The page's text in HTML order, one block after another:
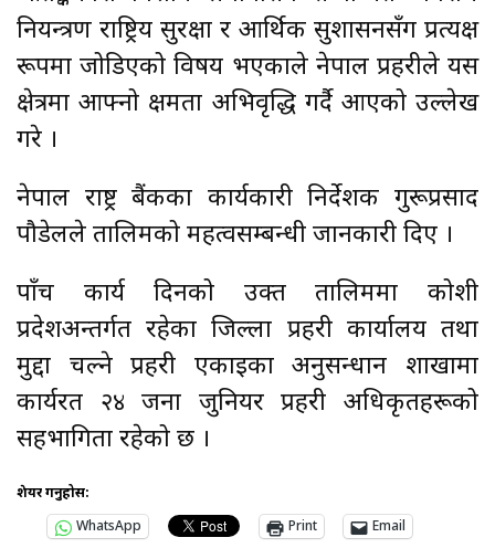
नियन्त्रण राष्ट्रिय सुरक्षा र आर्थिक सुशासनसँग प्रत्यक्ष
रूपमा जोडिएको विषय भएकाले नेपाल प्रहरीले यस
क्षेत्रमा आफ्नो क्षमता अभिवृद्धि गर्दै आएको उल्लेख
गरे ।
नेपाल राष्ट्र बैंकका कार्यकारी निर्देशक गुरूप्रसाद
पौडेलले तालिमको महत्वसम्बन्धी जानकारी दिए ।
पाँच कार्य दिनको उक्त तालिममा कोशी
प्रदेशअन्तर्गत रहेका जिल्ला प्रहरी कार्यालय तथा
मुद्दा चल्ने प्रहरी एकाइका अनुसन्धान शाखामा
कार्यरत २४ जना जुनियर प्रहरी अधिकृतहरूको
सहभागिता रहेको छ ।
शेयर गर्नुहोस:
WhatsApp
Print Email